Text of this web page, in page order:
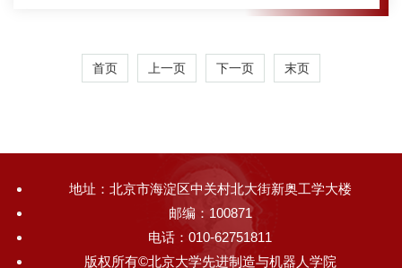
首页 上一页 下一页 末页
地址：北京市海淀区中关村北大街新奥工学大楼
邮编：100871
电话：010-62751811
版权所有©北京大学先进制造与机器人学院